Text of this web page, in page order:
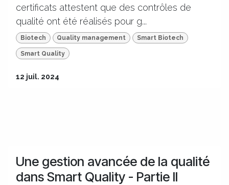
certificats attestent que des contrôles de
qualité ont été réalisés pour g...
Biotech Quality management Smart Biotech
Smart Quality
12 juil. 2024
Une gestion avancée de la qualité
dans Smart Quality - Partie II